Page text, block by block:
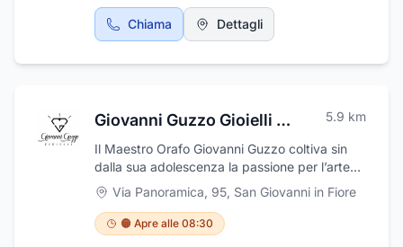
servizio di autosoccorso, che è disponibile 24
ore su 24. Contattate per maggiori
informazioni!
Chiama Dettagli
Giovanni Guzzo Gioielli Laboratorio Orafo 5.9 km
Il Maestro Orafo Giovanni Guzzo coltiva sin
dalla sua adolescenza la passione per l’arte
orafa. Dopo aver conseguito il diploma
all’Istituto d’Arte ed alcune esperienze in
botteghe orafe Umbre e Calabresi, nel 2016
apre l’esclusivo laboratorio orafo a San
Via Panoramica, 95, San Giovanni in Fiore
🟠 Apre alle 08:30